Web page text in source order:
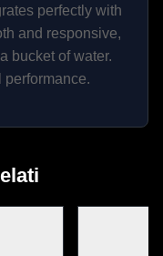
≥ 9,8 N
indice: ≥ 9,8 N
anulare: ≥ 9,8 N
perfectly with
and responsive,
bucket of water.
performance.